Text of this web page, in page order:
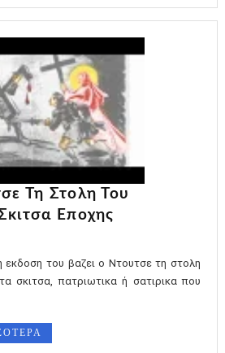
Τη Στολη Του
Εποχης
εκδοση του βαζει ο Ντουτσε τη στολη
σκιτσα, πατριωτικα ή σατιρικα που